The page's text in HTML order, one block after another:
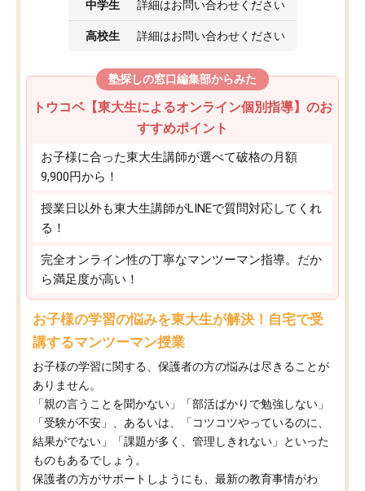
中学生 詳細はお問い合わせください
高校生 詳細はお問い合わせください
塾探しの窓口編集部からみた
トウコベ【東大生によるオンライン個別指導】のお
すすめポイント
お子様に合った東大生講師が選べて破格の月額
9,900円から！
授業日以外も東大生講師がLINEで質問対応してくれ
る！
完全オンライン性の丁寧なマンツーマン指導。だか
ら満足度が高い！
お子様の学習の悩みを東大生が解決！自宅で受
講するマンツーマン授業
お子様の学習に関する、保護者の方の悩みは尽きることが
ありません。
「親の言うことを聞かない」「部活ばかりで勉強しない」
「受験が不安」、あるいは、「コツコツやっているのに、
結果がでない」「課題が多く、管理しきれない」といった
ものもあるでしょう。
保護者の方がサポートしようにも、最新の教育事情がわ